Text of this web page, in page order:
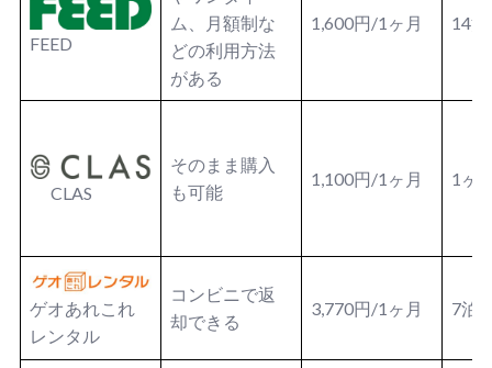
FEED
ム、月額制な
どの利用方法
がある
1,600円/1ヶ月 14
CLAS
そのまま購入
も可能
1,100円/1ヶ月 1ヶ
ゲオあれこれ
レンタル
コンビニで返
却できる
3,770円/1ヶ月 7泊